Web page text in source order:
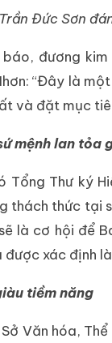
Đức Sơn
đương
“Đây là
và đặt mục
mệnh lan tỏa
Tổng Thư
thách thức
là cơ hội để
xác định
tiềm năng
Văn hóa,